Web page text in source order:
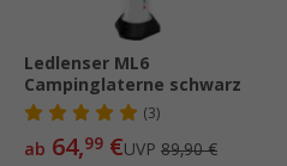
Ledlenser ML6
Campinglaterne schwarz
(3)
ab 64,99 €UVP 89,90 €